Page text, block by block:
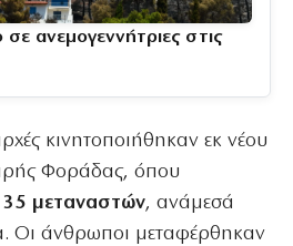
ανεμογεννήτριες στις
κινητοποιήθηκαν εκ νέου
Φοράδας, όπου
35 μεταναστών, ανάμεσά
Οι άνθρωποι μεταφέρθηκαν